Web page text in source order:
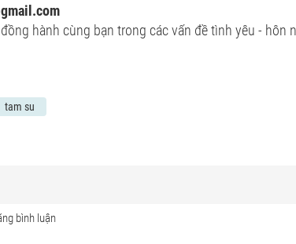
hành cùng bạn trong các vấn đề tình yêu - hôn
tam su